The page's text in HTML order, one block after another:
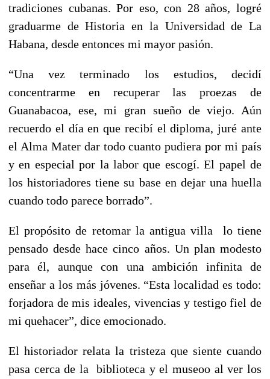
tradiciones cubanas. Por eso, con 28 años, logré
graduarme de Historia en la Universidad de La
Habana, desde entonces mi mayor pasión.
“Una vez terminado los estudios, decidí
concentrarme en recuperar las proezas de
Guanabacoa, ese, mi gran sueño de viejo. Aún
recuerdo el día en que recibí el diploma, juré ante
el Alma Mater dar todo cuanto pudiera por mi país
y en especial por la labor que escogí. El papel de
los historiadores tiene su base en dejar una huella
cuando todo parece borrado”.
El propósito de retomar la antigua villa lo tiene
pensado desde hace cinco años. Un plan modesto
para él, aunque con una ambición infinita de
enseñar a los más jóvenes. “Esta localidad es todo:
forjadora de mis ideales, vivencias y testigo fiel de
mi quehacer”, dice emocionado.
El historiador relata la tristeza que siente cuando
pasa cerca de la biblioteca y el museoo al ver los